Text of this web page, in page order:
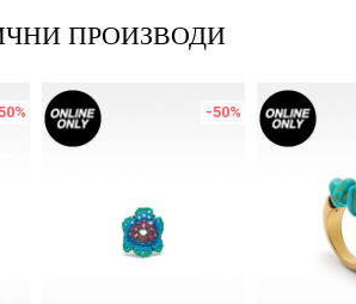
ПРОИЗВОДИ
% -50%